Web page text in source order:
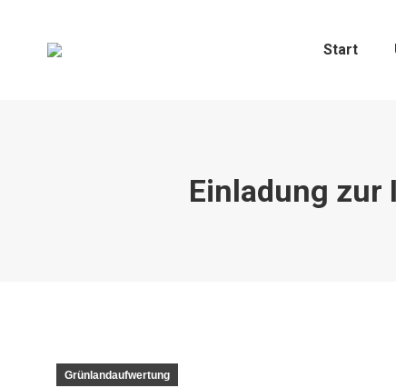
Start
Einladung zur
Grünlandaufwertung